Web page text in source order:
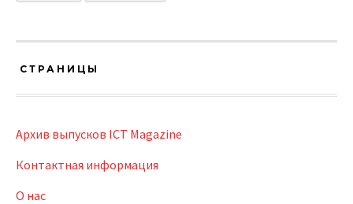
СТРАНИЦЫ
Архив выпусков ICT Magazine
Контактная информация
О нас